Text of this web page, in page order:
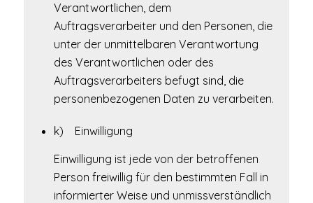
Verantwortlichen, dem
Auftragsverarbeiter und den Personen, die
unter der unmittelbaren Verantwortung
des Verantwortlichen oder des
Auftragsverarbeiters befugt sind, die
personenbezogenen Daten zu verarbeiten.
k) Einwilligung
Einwilligung ist jede von der betroffenen
Person freiwillig für den bestimmten Fall in
informierter Weise und unmissverständlich